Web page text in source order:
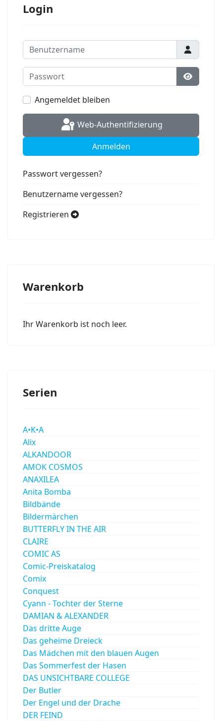
Login
Benutzername
Passwort
Angemeldet bleiben
Web-Authentifizierung
Anmelden
Passwort vergessen?
Benutzername vergessen?
Registrieren
Warenkorb
Ihr Warenkorb ist noch leer.
Serien
A•K•A
Alix
ALKANDOOR
AMOK COSMOS
ANAXILEA
Anita Bomba
Bildbände
Bildermärchen
BUTTERFLY IN THE AIR
CLAIRE
COMIC AS
Comic-Preiskatalog
Comix
Conquest
Cyann - Tochter der Sterne
DAMIAN & ALEXANDER
Das dritte Auge
Das geheime Dreieck
Das Mädchen mit den blauen Augen
Das Sommerfest der Hasen
DAS UNSICHTBARE COLLEGE
Der Butler
Der Engel und der Drache
DER FEIND